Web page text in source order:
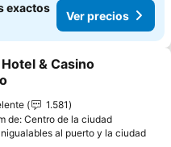
exactos
Ver precios
a favoritos
& Casino
1.581
de: Centro de la ciudad
al puerto y la ciudadVer